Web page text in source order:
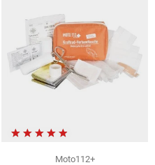
Moto112+